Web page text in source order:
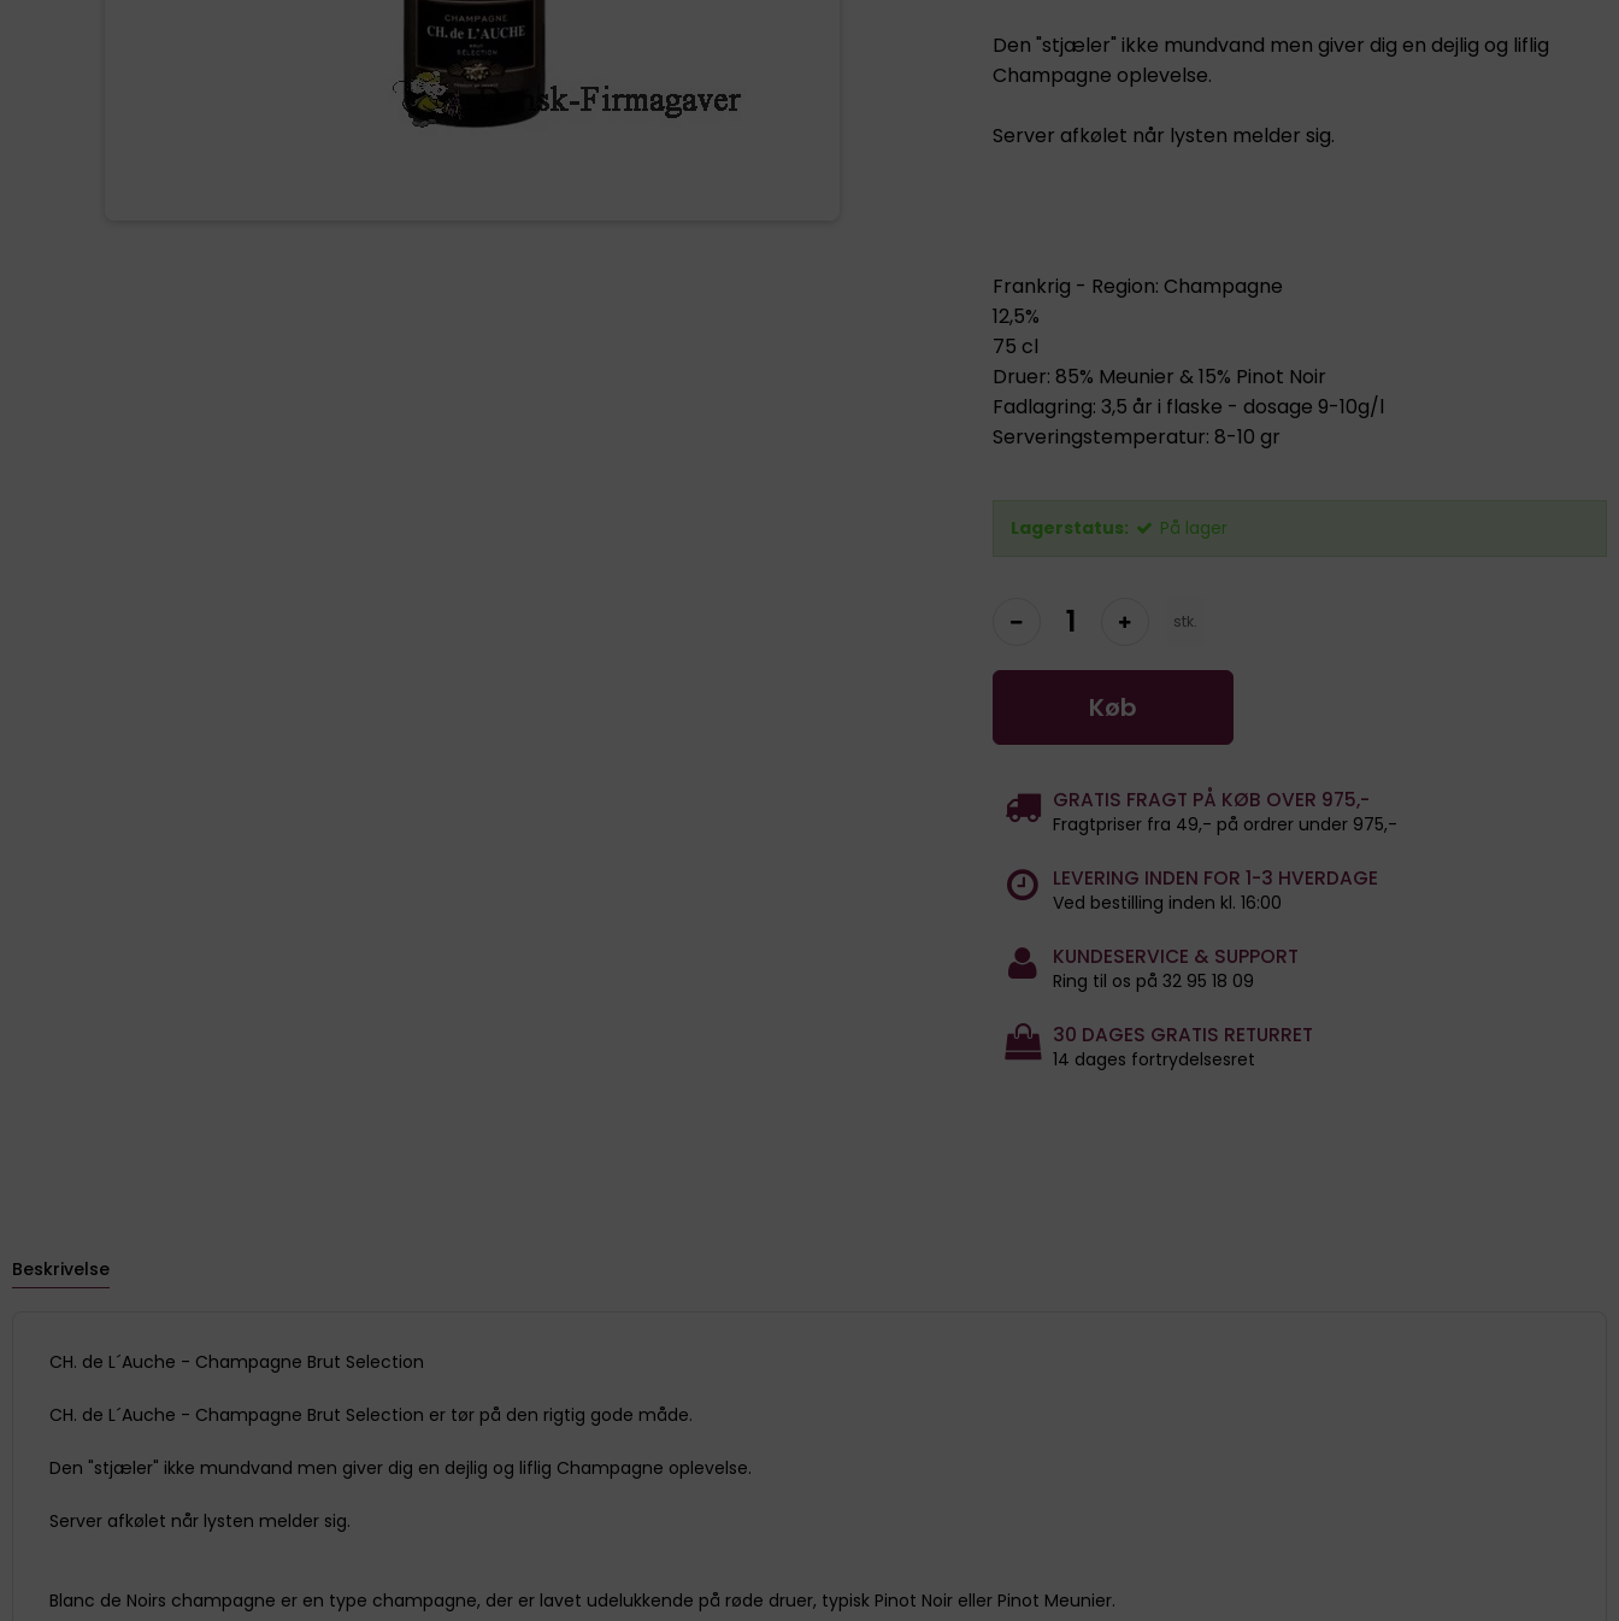
Den "stjæler" ikke mundvand men giver dig en dejlig og liflig
Champagne oplevelse.
Server afkølet når lysten melder sig.
Frankrig - Region: Champagne
12,5%
75 cl
Druer: 85% Meunier & 15% Pinot Noir
Fadlagring: 3,5 år i flaske - dosage 9-10g/l
Serveringstemperatur: 8-10 gr
Lagerstatus: På lager
stk.
Køb
GRATIS FRAGT PÅ KØB OVER 975,-
Fragtpriser fra 49,- på ordrer under 975,-
LEVERING INDEN FOR 1-3 HVERDAGE
Ved bestilling inden kl. 16:00
KUNDESERVICE & SUPPORT
Ring til os på 32 95 18 09
30 DAGES GRATIS RETURRET
14 dages fortrydelsesret
Beskrivelse
CH. de L´Auche - Champagne Brut Selection
CH. de L´Auche - Champagne Brut Selection er tør på den rigtig gode måde.
Den "stjæler" ikke mundvand men giver dig en dejlig og liflig Champagne oplevelse.
Server afkølet når lysten melder sig.
Blanc de Noirs champagne er en type champagne, der er lavet udelukkende på røde druer, typisk Pinot Noir eller Pinot Meunier.